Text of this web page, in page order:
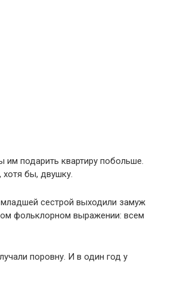
им подарить квартиру побольше.
бы, двушку.
младшей сестрой выходили замуж
фольклорном выражении: всем
поровну. И в один год у